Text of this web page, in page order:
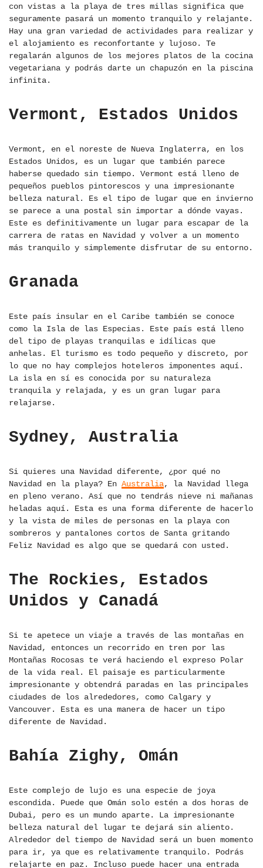
con vistas a la playa de tres millas significa que
seguramente pasará un momento tranquilo y relajante.
Hay una gran variedad de actividades para realizar y
el alojamiento es reconfortante y lujoso. Te
regalarán algunos de los mejores platos de la cocina
vegetariana y podrás darte un chapuzón en la piscina
infinita.
Vermont, Estados Unidos
Vermont, en el noreste de Nueva Inglaterra, en los
Estados Unidos, es un lugar que también parece
haberse quedado sin tiempo. Vermont está lleno de
pequeños pueblos pintorescos y una impresionante
belleza natural. Es el tipo de lugar que en invierno
se parece a una postal sin importar a dónde vayas.
Este es definitivamente un lugar para escapar de la
carrera de ratas en Navidad y volver a un momento
más tranquilo y simplemente disfrutar de su entorno.
Granada
Este país insular en el Caribe también se conoce
como la Isla de las Especias. Este país está lleno
del tipo de playas tranquilas e idílicas que
anhelas. El turismo es todo pequeño y discreto, por
lo que no hay complejos hoteleros imponentes aquí.
La isla en sí es conocida por su naturaleza
tranquila y relajada, y es un gran lugar para
relajarse.
Sydney, Australia
Si quieres una Navidad diferente, ¿por qué no
Navidad en la playa? En Australia, la Navidad llega
en pleno verano. Así que no tendrás nieve ni mañanas
heladas aquí. Esta es una forma diferente de hacerlo
y la vista de miles de personas en la playa con
sombreros y pantalones cortos de Santa gritando
Feliz Navidad es algo que se quedará con usted.
The Rockies, Estados
Unidos y Canadá
Si te apetece un viaje a través de las montañas en
Navidad, entonces un recorrido en tren por las
Montañas Rocosas te verá haciendo el expreso Polar
de la vida real. El paisaje es particularmente
impresionante y obtendrá paradas en las principales
ciudades de los alrededores, como Calgary y
Vancouver. Esta es una manera de hacer un tipo
diferente de Navidad.
Bahía Zighy, Omán
Este complejo de lujo es una especie de joya
escondida. Puede que Omán solo estén a dos horas de
Dubai, pero es un mundo aparte. La impresionante
belleza natural del lugar te dejará sin aliento.
Alrededor del tiempo de Navidad será un buen momento
para ir, ya que es relativamente tranquilo. Podrás
relajarte en paz. Incluso puede hacer una entrada